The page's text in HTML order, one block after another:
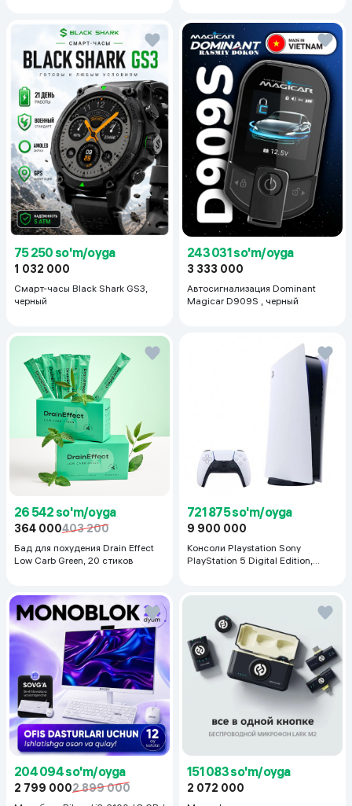
75 250 so'm/oyga
1 032 000
Смарт-часы Black Shark GS3,
черный
243 031 so'm/oyga
3 333 000
Автосигнализация Dominant
Magicar D909S , черный
26 542 so'm/oyga
364 000403 200
Бад для похудения Drain Effect
Low Carb Green, 20 стиков
721 875 so'm/oyga
9 900 000
Консоли Playstation Sony
PlayStation 5 Digital Edition,
204 094 so'm/oyga
2 799 0002 899 000
151 083 so'm/oyga
2 072 000